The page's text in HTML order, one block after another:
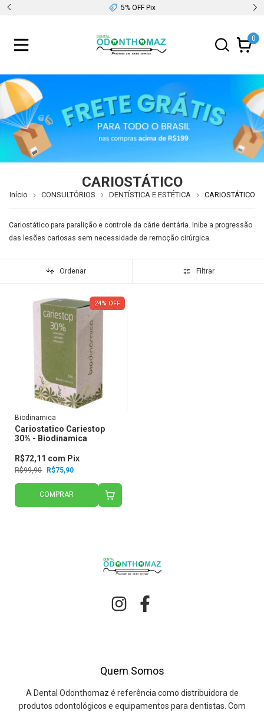
5% OFF Pix
0
CARIOSTÁTICO
Início CONSULTÓRIOS DENTÍSTICA E ESTÉTICA CARIOSTÁTICO
Cariostático para paralição e controle da cárie dentária. Inibe a progressão
das lesões cariosas sem necessidade de remoção cirúrgica.
Ordenar Filtrar
24% OFF
Biodinamica
Cariostatico Cariestop
30% - Biodinamica
R$99,90 R$75,90
R$72,11 com Pix
COMPRAR
Quem Somos
A Dental Odonthomaz é referência como distribuidora de
produtos odontológicos e equipamentos para dentistas. Com